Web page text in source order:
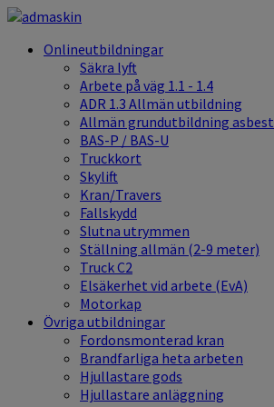
Onlineutbildningar
Säkra lyft
Arbete på väg 1.1 - 1.4
ADR 1.3 Allmän utbildning
Allmän grundutbildning asbest
BAS-P / BAS-U
Truckkort
Skylift
Kran/Travers
Fallskydd
Slutna utrymmen
Ställning allmän (2-9 meter)
Truck C2
Elsäkerhet vid arbete (EvA)
Motorkap
Övriga utbildningar
Fordonsmonterad kran
Brandfarliga heta arbeten
Hjullastare gods
Hjullastare anläggning